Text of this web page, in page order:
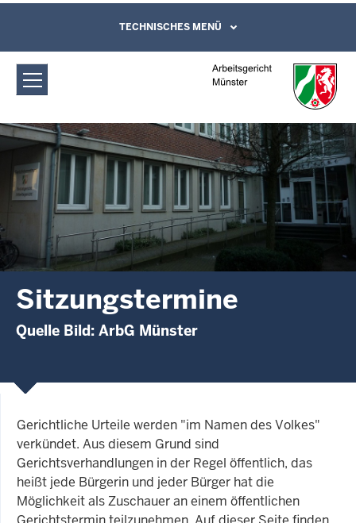
Arbeitsgericht Münster:
Sitzungstermine
Direkt zum Inhalt
Leichte Sprache, Gebärdensprachenvideo
und Kontaktformular
TECHNISCHES MENÜ
Sitzungstermine
Quelle Bild: ArbG Münster
Gerichtliche Urteile werden "im Namen des Volkes"
verkündet. Aus diesem Grund sind
Gerichtsverhandlungen in der Regel öffentlich, das
heißt jede Bürgerin und jeder Bürger hat die
Möglichkeit als Zuschauer an einem öffentlichen